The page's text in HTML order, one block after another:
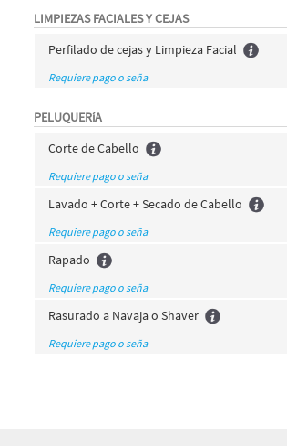
LIMPIEZAS FACIALES Y CEJAS
Perfilado de cejas y Limpieza Facial
Requiere pago o seña
PELUQUERíA
Corte de Cabello
Requiere pago o seña
Lavado + Corte + Secado de Cabello
Requiere pago o seña
Rapado
Requiere pago o seña
Rasurado a Navaja o Shaver
Requiere pago o seña